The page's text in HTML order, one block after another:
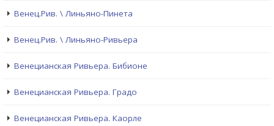
Венец.Рив. \ Линьяно-Пинета
Венец.Рив. \ Линьяно-Ривьера
Венецианская Ривьера. Бибионе
Венецианская Ривьера. Градо
Венецианская Ривьера. Каорле